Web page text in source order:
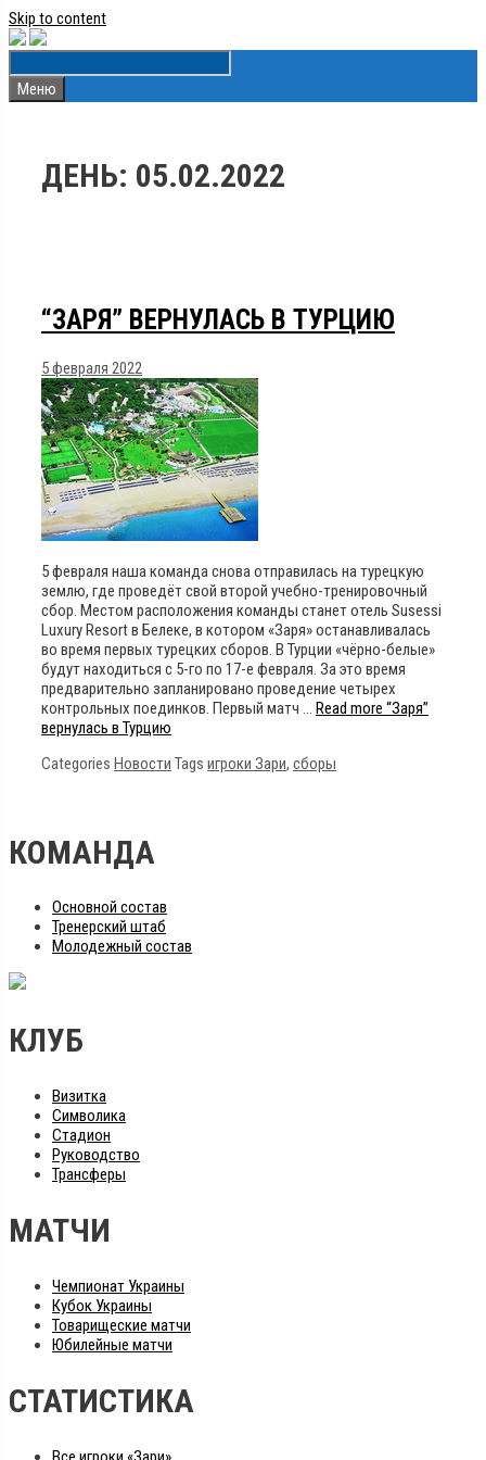
Skip to content
Меню
ДЕНЬ: 05.02.2022
“ЗАРЯ” ВЕРНУЛАСЬ В ТУРЦИЮ
5 февраля 2022
5 февраля наша команда снова отправилась на турецкую
землю, где проведёт свой второй учебно-тренировочный
сбор. Местом расположения команды станет отель Susessi
Luxury Resort в Белеке, в котором «Заря» останавливалась
во время первых турецких сборов. В Турции «чёрно-белые»
будут находиться с 5-го по 17-е февраля. За это время
предварительно запланировано проведение четырех
контрольных поединков. Первый матч … Read more “Заря”
вернулась в Турцию
Categories Новости Tags игроки Зари, сборы
КОМАНДА
Основной состав
Тренерский штаб
Молодежный состав
КЛУБ
Визитка
Символика
Стадион
Руководство
Трансферы
МАТЧИ
Чемпионат Украины
Кубок Украины
Товарищеские матчи
Юбилейные матчи
СТАТИСТИКА